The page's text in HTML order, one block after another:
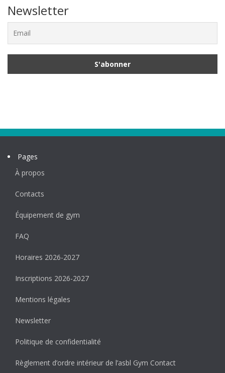
Newsletter
Pages
À propos
Contacts
Équipement de gym
FAQ
Horaires 2026-2027
Inscriptions 2026-2027
Mentions légales
Newsletter
Politique de confidentialité
Règlement d’ordre intérieur de l’asbl Gym Contact